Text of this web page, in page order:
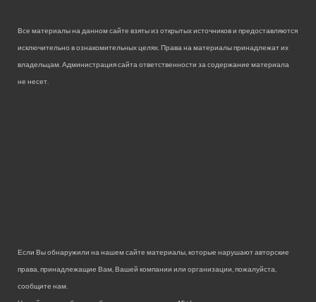
Все материалы на данном сайте взяты из открытых источников и предоставляются
исключительно в ознакомительных целях. Права на материалы принадлежат их
владельцам. Администрация сайта ответственности за содержание материала
не несет.
Если Вы обнаружили на нашем сайте материалы, которые нарушают авторские
права, принадлежащие Вам, Вашей компании или организации, пожалуйста,
сообщите нам.